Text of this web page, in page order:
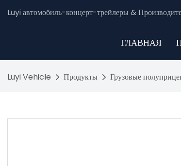
Luyi автомобиль-концерт-трейлеры &
ГЛАВНАЯ
Luyi Vehicle Продукты Грузовые